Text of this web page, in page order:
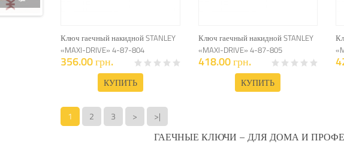
Ключ гаечный накидной STANLEY
«MAXI-DRIVE» 4-87-804
356.00 грн.
КУПИТЬ
Ключ гаечный накидной STANLEY
«MAXI-DRIVE» 4-87-805
418.00 грн.
КУПИТЬ
1 2 3 > >|
ГАЕЧНЫЕ КЛЮЧИ – ДЛЯ ДОМА И